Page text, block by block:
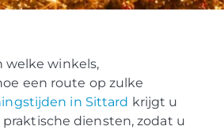
welke winkels,
een route op zulke
in Sittard krijgt u
diensten, zodat u